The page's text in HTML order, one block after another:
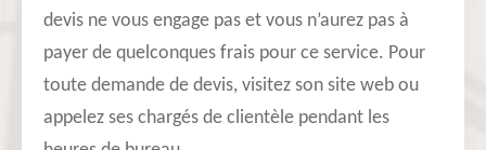
devis ne vous engage pas et vous n’aurez pas à
payer de quelconques frais pour ce service. Pour
toute demande de devis, visitez son site web ou
appelez ses chargés de clientèle pendant les